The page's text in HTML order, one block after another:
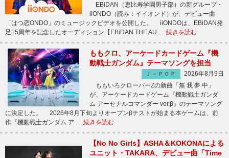
EBiDAN（恵比寿学園男子部）の新グループ・
iiONDO（読み：イイオンド）が、デビュー曲
「はつ恋ONDO」のミュージックビデオを公開した。 iiONDOは、EBiDAN発
足15周年を記念したオーディション【EBiDAN THE AU … 続きを読む
ももクロ、アーケードカードゲーム『機
動戦士ガンダム』テーマソングを担当
Ｊ－ＰＯＰ
2026年8月9日
ももいろクローバーZの新曲「無 我 夢 中」
が、アーケードカードゲーム『機動戦士ガンダ
ム アーセナルコマンダー ver.β』のテーマソング
に決定した。 2026年8月下旬よりオープンβテストが始まる本ゲームは、前
作『機動戦士ガンダム ア … 続きを読む
【No No Girls】ASHA＆KOKONAによる
ユニット・TAKARA、デビュー曲「Time